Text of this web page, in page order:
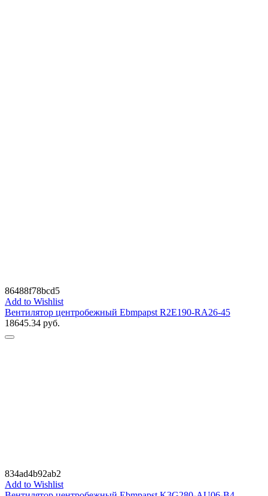
86488f78bcd5
Add to Wishlist
Вентилятор центробежный Ebmpapst R2E190-RA26-45
18645.34 руб.
834ad4b92ab2
Add to Wishlist